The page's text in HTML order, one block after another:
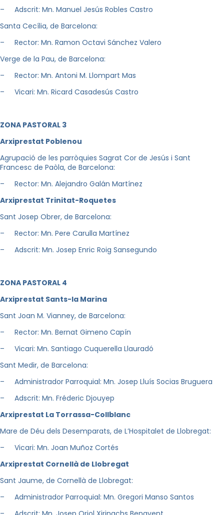
– Adscrit: Mn. Manuel Jesús Robles Castro
Santa Cecília, de Barcelona:
– Rector: Mn. Ramon Octavi Sánchez Valero
Verge de la Pau, de Barcelona:
– Rector: Mn. Antoni M. Llompart Mas
– Vicari: Mn. Ricard Casadesús Castro
ZONA PASTORAL 3
Arxiprestat Poblenou
Agrupació de les parròquies Sagrat Cor de Jesús i Sant
Francesc de Paòla, de Barcelona:
– Rector: Mn. Alejandro Galán Martínez
Arxiprestat Trinitat-Roquetes
Sant Josep Obrer, de Barcelona:
– Rector: Mn. Pere Carulla Martínez
– Adscrit: Mn. Josep Enric Roig Sansegundo
ZONA PASTORAL 4
Arxiprestat Sants-la Marina
Sant Joan M. Vianney, de Barcelona:
– Rector: Mn. Bernat Gimeno Capín
– Vicari: Mn. Santiago Cuquerella Llauradó
Sant Medir, de Barcelona:
– Administrador Parroquial: Mn. Josep Lluís Socias Bruguera
– Adscrit: Mn. Fréderic Djouyep
Arxiprestat La Torrassa-Collblanc
Mare de Déu dels Desemparats, de L’Hospitalet de Llobregat:
– Vicari: Mn. Joan Muñoz Cortés
Arxiprestat Cornellà de Llobregat
Sant Jaume, de Cornellà de Llobregat:
– Administrador Parroquial: Mn. Gregori Manso Santos